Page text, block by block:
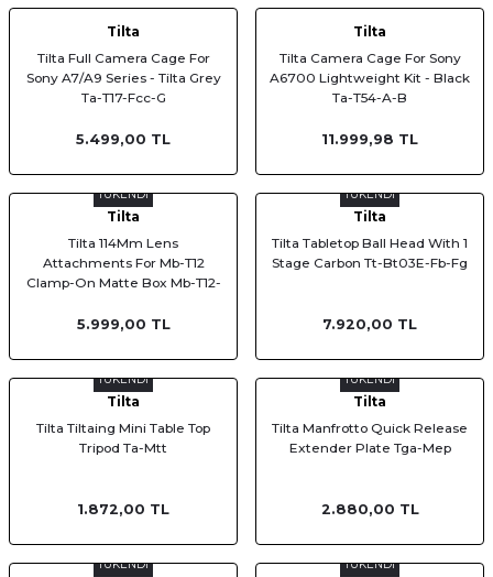
Tilta
Tilta Full Camera Cage For
Sony A7/A9 Series - Tilta Grey
Ta-T17-Fcc-G
5.499,00 TL
Tilta
Tilta Camera Cage For Sony
A6700 Lightweight Kit - Black
Ta-T54-A-B
11.999,98 TL
TÜKENDİ
Tilta
Tilta 114Mm Lens
Attachments For Mb-T12
Clamp-On Matte Box Mb-T12-
5.999,00 TL
TÜKENDİ
Tilta
Tilta Tabletop Ball Head With 1
Stage Carbon Tt-Bt03E-Fb-Fg
7.920,00 TL
TÜKENDİ
Tilta
Tilta Tiltaing Mini Table Top
Tripod Ta-Mtt
1.872,00 TL
TÜKENDİ
Tilta
Tilta Manfrotto Quick Release
Extender Plate Tga-Mep
2.880,00 TL
TÜKENDİ TÜKENDİ